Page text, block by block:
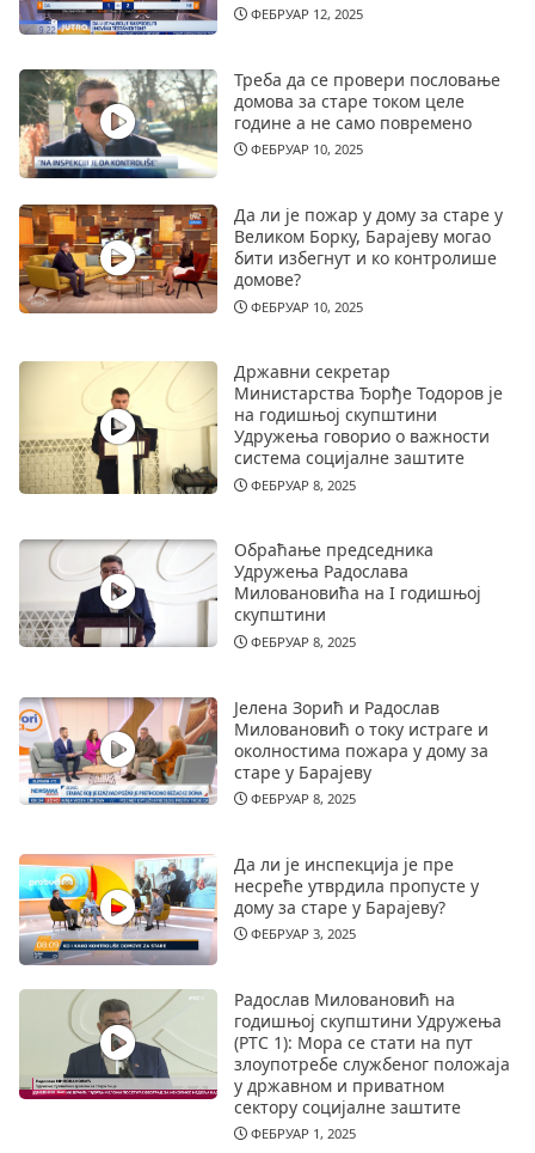
ФЕБРУАР 12, 2025
Треба да се провери пословање
домова за старе током целе
године а не само повремено
ФЕБРУАР 10, 2025
Да ли је пожар у дому за старе у
Великом Борку, Барајеву могао
бити избегнут и ко контролише
домове?
ФЕБРУАР 10, 2025
Државни секретар
Министарства Ђорђе Тодоров је
на годишњој скупштини
Удружења говорио о важности
система социјалне заштите
ФЕБРУАР 8, 2025
Обраћање председника
Удружења Радослава
Миловановића на I годишњој
скупштини
ФЕБРУАР 8, 2025
Јелена Зорић и Радослав
Миловановић о току истраге и
околностима пожара у дому за
старе у Барајеву
ФЕБРУАР 8, 2025
Да ли је инспекција је пре
несреће утврдила пропусте у
дому за старе у Барајеву?
ФЕБРУАР 3, 2025
Радослав Миловановић на
годишњој скупштини Удружења
(РТС 1): Мора се стати на пут
злоупотребе службеног положаја
у државном и приватном
сектору социјалне заштите
ФЕБРУАР 1, 2025